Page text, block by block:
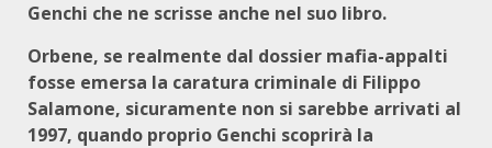
Genchi che ne scrisse anche nel suo libro.
Orbene, se realmente dal dossier mafia-appalti
fosse emersa la caratura criminale di Filippo
Salamone, sicuramente non si sarebbe arrivati al
1997, quando proprio Genchi scoprirà la